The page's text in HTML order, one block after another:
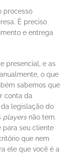
processo
É preciso
e entrega
o que
sabemos que
conta da
legislação do
players não tem.
para seu cliente
que nem
ele que você é a